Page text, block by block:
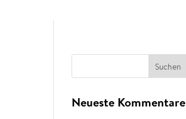
Neueste Kommentare